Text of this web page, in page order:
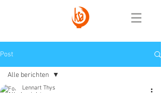
Post
Alle berichten
Lennart Thys